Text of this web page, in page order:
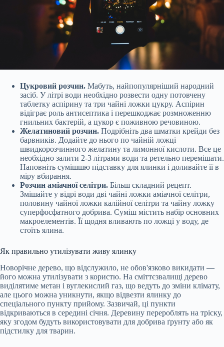
Цукровий розчин. Мабуть, найпопулярніший народний
засіб. У літрі води необхідно розвести одну потовчену
таблетку аспірину та три чайні ложки цукру. Аспірин
відіграє роль антисептика і перешкоджає розмноженню
гнильних бактерій, а цукор є поживною речовиною.
Желатиновий розчин. Подрібніть два шматки крейди без
барвників. Додайте до нього по чайній ложці
швидкорозчинного желатину та лимонної кислоти. Все це
необхідно залити 2-3 літрами води та ретельно перемішати.
Наповніть сумішшю підставку для ялинки і доливайте її в
міру вбирання.
Розчин аміачної селітри. Більш складний рецепт.
Змішайте у відрі води дві чайні ложки аміачної селітри,
половину чайної ложки калійної селітри та чайну ложку
суперфосфатного добрива. Суміш містить набір основних
макроелементів. Її щодня вливають по ложці у воду, де
стоїть ялина.
Як правильно утилізувати живу ялинку
Новорічне дерево, що відслужило, не обов'язково викидати —
його можна утилізувати з користю. На сміттєзвалищі дерево
виділятиме метан і вуглекислий газ, що ведуть до зміни клімату,
але цього можна уникнути, якщо відвезти ялинку до
спеціального пункту прийому. Зазвичай, ці пункти
відкриваються в середині січня. Деревину перероблять на тріску,
яку згодом будуть використовувати для добрива ґрунту або як
підстилку для тварин.